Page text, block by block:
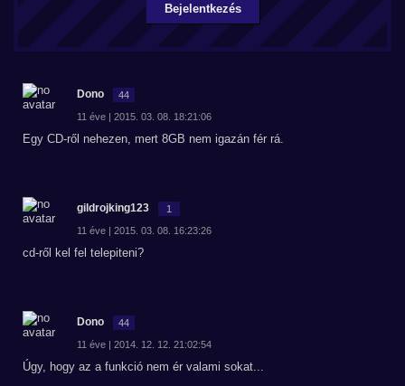
Bejelentkezés
Dono 44
11 éve | 2015. 03. 08. 18:21:06
Egy CD-ről nehezen, mert 8GB nem igazán fér rá.
gildrojking123 1
11 éve | 2015. 03. 08. 16:23:26
cd-ről kel fel telepiteni?
Dono 44
11 éve | 2014. 12. 12. 21:02:54
Úgy, hogy az a funkció nem ér valami sokat...